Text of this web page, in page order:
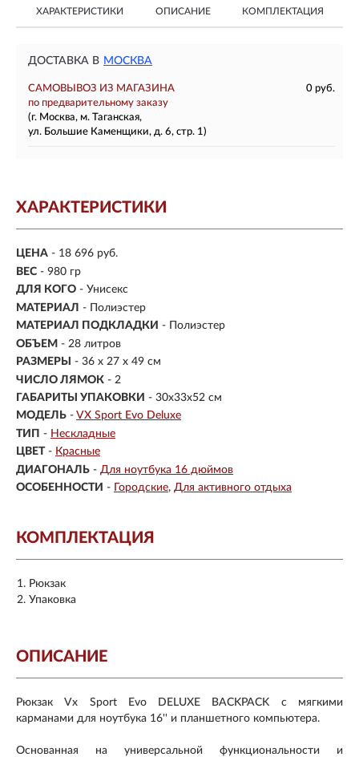
ХАРАКТЕРИСТИКИ ОПИСАНИЕ КОМПЛЕКТАЦИЯ
ДОСТАВКА В МОСКВА
САМОВЫВОЗ ИЗ МАГАЗИНА
0 руб.
по предварительному заказу
(г. Москва, м. Таганская,
ул. Большие Каменщики, д. 6, стр. 1)
ХАРАКТЕРИСТИКИ
ЦЕНА - 18 696 руб.
ВЕС - 980 гр
ДЛЯ КОГО - Унисекс
МАТЕРИАЛ - Полиэстер
МАТЕРИАЛ ПОДКЛАДКИ - Полиэстер
ОБЪЕМ - 28 литров
РАЗМЕРЫ
- 36 x 27 x 49 см
ЧИСЛО ЛЯМОК - 2
ГАБАРИТЫ УПАКОВКИ - 30x33x52 см
МОДЕЛЬ - VX Sport Evo Deluxe
ТИП - Нескладные
ЦВЕТ - Красные
ДИАГОНАЛЬ - Для ноутбука 16 дюймов
ОСОБЕННОСТИ - Городские Для активного отдыха
КОМПЛЕКТАЦИЯ
Рюкзак
Упаковка
ОПИСАНИЕ
Рюкзак Vx Sport Evo DELUXE BACKPACK с мягкими
карманами для ноутбука 16'' и планшетного компьютера.
Основанная на универсальной функциональности и